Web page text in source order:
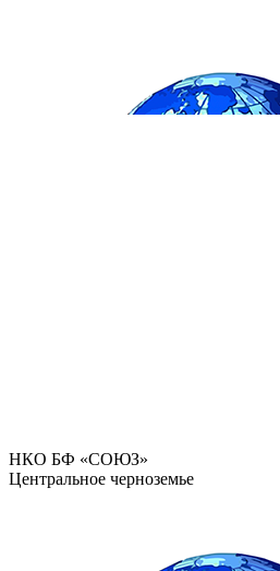
НКО БФ «СОЮЗ»
Центральное черноземье